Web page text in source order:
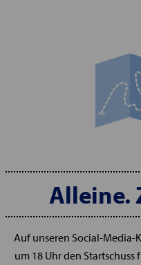
Alleine.
Auf unseren Social-Media-
um 18 Uhr den